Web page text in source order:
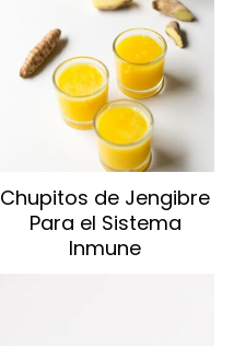
Chupitos de Jengibre
Para el Sistema
Inmune